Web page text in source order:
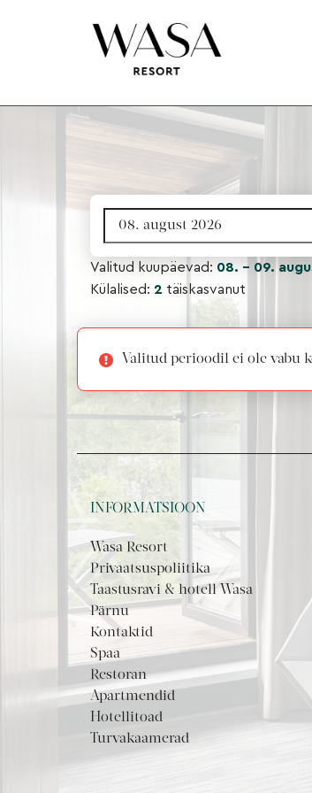
Valitud kuupäevad: 08. - 09.
Külalised: 2 täiskasvanut
Valitud perioodil ei ole vabu
INFORMATSIOON
Wasa Resort
Privaatsuspoliitika
Taastusravi & hotell Wasa
Pärnu
Kontaktid
Spaa
Restoran
Apartmendid
Hotellitoad
Turvakaamerad